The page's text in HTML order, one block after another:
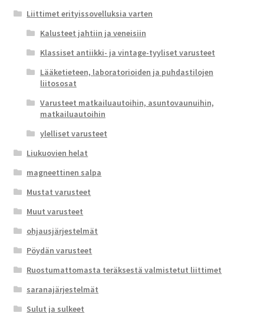
Liittimet erityissovelluksia varten
Kalusteet jahtiin ja veneisiin
Klassiset antiikki- ja vintage-tyyliset varusteet
Lääketieteen, laboratorioiden ja puhdastilojen
liitososat
Varusteet matkailuautoihin, asuntovaunuihin,
matkailuautoihin
ylelliset varusteet
Liukuovien helat
magneettinen salpa
Mustat varusteet
Muut varusteet
ohjausjärjestelmät
Pöydän varusteet
Ruostumattomasta teräksestä valmistetut liittimet
saranajärjestelmät
Sulut ja sulkeet